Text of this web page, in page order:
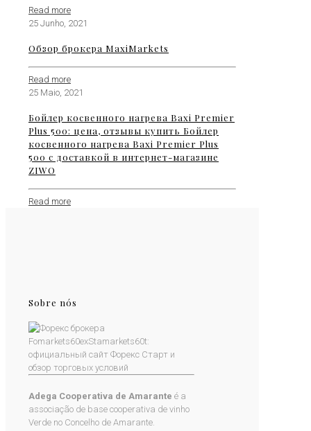
Read more
25 Junho, 2021
Обзор брокера MaxiMarkets
Read more
25 Maio, 2021
Бойлер косвенного нагрева Baxi Premier
Plus 500: цена, отзывы купить Бойлер
косвенного нагрева Baxi Premier Plus
500 с доставкой в интернет-магазине
ZIWO
Read more
Sobre nós
Adega Cooperativa de Amarante é a
associação de base cooperativa de vinho
Verde no Concelho de Amarante.